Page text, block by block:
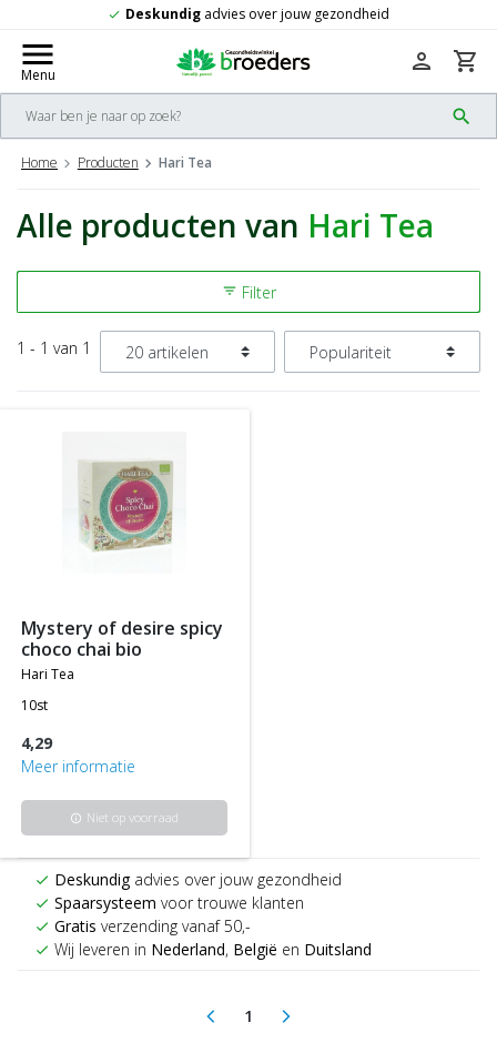
check Deskundig advies over jouw gezondheid
menu
Menu
search
person shopping_cart
Home Producten Hari Tea
Alle producten van Hari Tea
filter_list Filter
1 - 1 van 1
mystery of desire spicy
choco chai bio
hari tea
10st
4,29
Meer informatie
info Niet op voorraad
check Deskundigadvies over jouw gezondheid
check Spaarsysteem voor trouwe klanten
check Gratis verzending vanaf 50,-
check Wij leveren in Nederland, België en Duitsland
arrow_back_ios 1(current)
arrow_forward_ios